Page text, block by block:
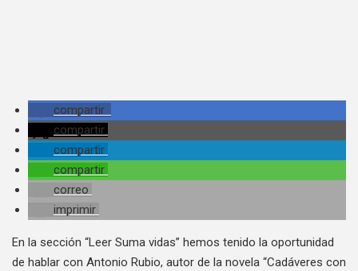
compartir
compartir
compartir
compartir
correo
imprimir
En la sección “Leer Suma vidas” hemos tenido la oportunidad
de hablar con Antonio Rubio, autor de la novela “Cadáveres con